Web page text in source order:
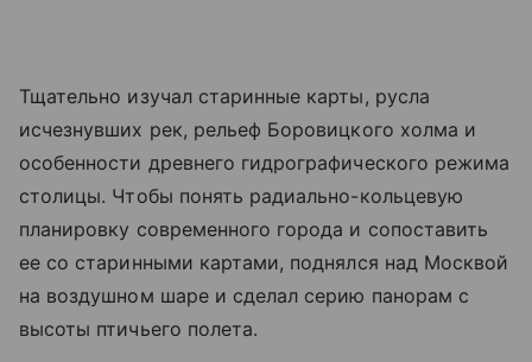
Тщательно изучал старинные карты, русла
исчезнувших рек, рельеф Боровицкого холма и
особенности древнего гидрографического режима
столицы. Чтобы понять радиально-кольцевую
планировку современного города и сопоставить
ее со старинными картами, поднялся над Москвой
на воздушном шаре и сделал серию панорам с
высоты птичьего полета.